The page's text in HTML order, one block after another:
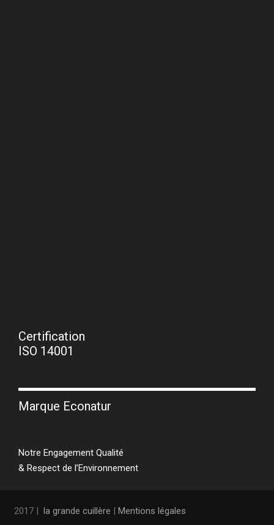
Certification
ISO 14001
Marque Econatur
Notre Engagement Qualité
& Respect de l’Environnement
2017 | la grande cuillère | Mentions légales